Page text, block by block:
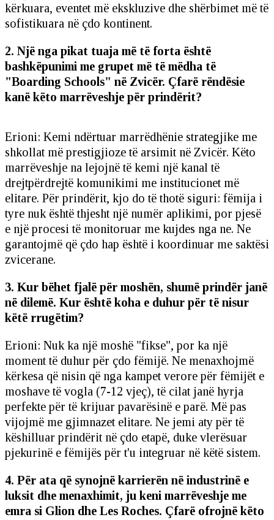
kërkuara, eventet më ekskluzive dhe shërbimet më të
sofistikuara në çdo kontinent.
2. Një nga pikat tuaja më të forta është
bashkëpunimi me grupet më të mëdha të
"Boarding Schools" në Zvicër. Çfarë rëndësie
kanë këto marrëveshje për prindërit?
Erioni: Kemi ndërtuar marrëdhënie strategjike me
shkollat më prestigjioze të arsimit në Zvicër. Këto
marrëveshje na lejojnë të kemi një kanal të
drejtpërdrejtë komunikimi me institucionet më
elitare. Për prindërit, kjo do të thotë siguri: fëmija i
tyre nuk është thjesht një numër aplikimi, por pjesë
e një procesi të monitoruar me kujdes nga ne. Ne
garantojmë që çdo hap është i koordinuar me saktësi
zvicerane.
3. Kur bëhet fjalë për moshën, shumë prindër janë
në dilemë. Kur është koha e duhur për të nisur
këtë rrugëtim?
Erioni: Nuk ka një moshë "fikse", por ka një
moment të duhur për çdo fëmijë. Ne menaxhojmë
kërkesa që nisin që nga kampet verore për fëmijët e
moshave të vogla (7-12 vjeç), të cilat janë hyrja
perfekte për të krijuar pavarësinë e parë. Më pas
vijojmë me gjimnazet elitare. Ne jemi aty për të
këshilluar prindërit në çdo etapë, duke vlerësuar
pjekurinë e fëmijës për t'u integruar në këtë sistem.
4. Për ata që synojnë karrierën në industrinë e
luksit dhe menaxhimit, ju keni marrëveshje me
emra si Glion dhe Les Roches. Çfarë ofrojnë këto